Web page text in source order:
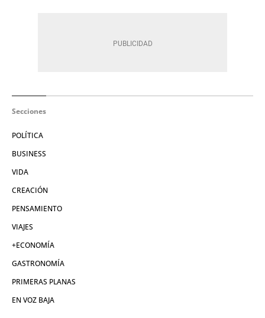
Secciones
POLÍTICA
BUSINESS
VIDA
CREACIÓN
PENSAMIENTO
VIAJES
+ECONOMÍA
GASTRONOMÍA
PRIMERAS PLANAS
EN VOZ BAJA